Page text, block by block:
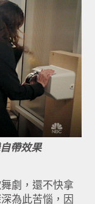
帶效果
劇，還不快拿
為此苦惱，因